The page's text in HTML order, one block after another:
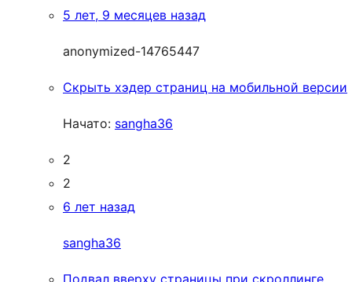
5 лет, 9 месяцев назад
anonymized-14765447
Cкрыть хэдер страниц на мобильной версии
Начато: sangha36
2
2
6 лет назад
sangha36
Подвал вверху страницы при скроллинге